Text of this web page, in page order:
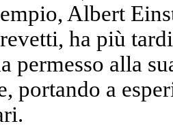
Albert
ha più
permesso alla
portando a